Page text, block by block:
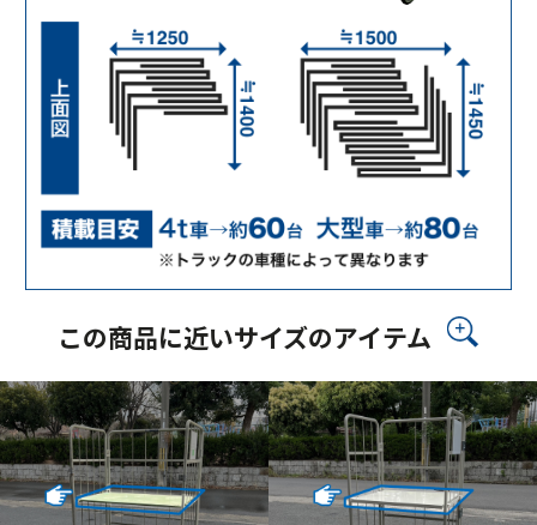
この商品に近いサイズのアイテム